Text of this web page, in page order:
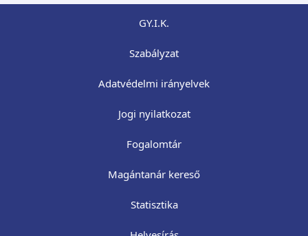
GY.I.K.
Szabályzat
Adatvédelmi irányelvek
Jogi nyilatkozat
Fogalomtár
Magántanár kereső
Statisztika